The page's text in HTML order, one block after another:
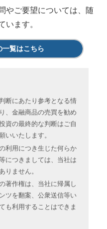
やご要望については、随
います。
一覧はこちら
断にあたり参考となる情
、金融商品の売買を勧め
資の最終的な判断はご自
いいたします。
利用につき生じた何らか
につきましては、当社は
りません。
著作権は、当社に帰属し
ツを翻案、公衆送信等い
も利用することはできま